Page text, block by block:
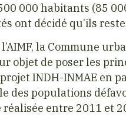
000 habitants (85
ont décidé qu’ils
la Commune
objet de poser les
INDH-INMAE en
des populations
entre 2011 et